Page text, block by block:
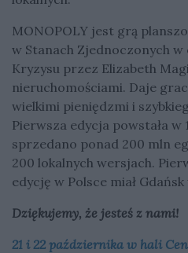
MONOPOLY jest grą
w Stanach Zjednoczonych w
Kryzysu przez Elizabeth
nieruchomościami. Daje
wielkimi pieniędzmi i
Pierwsza edycja powstała w
sprzedano ponad 200 mln
200 lokalnych wersjach.
edycję w Polsce miał
Dziękujemy, że jesteś z nami!
21 i 22 października w hali